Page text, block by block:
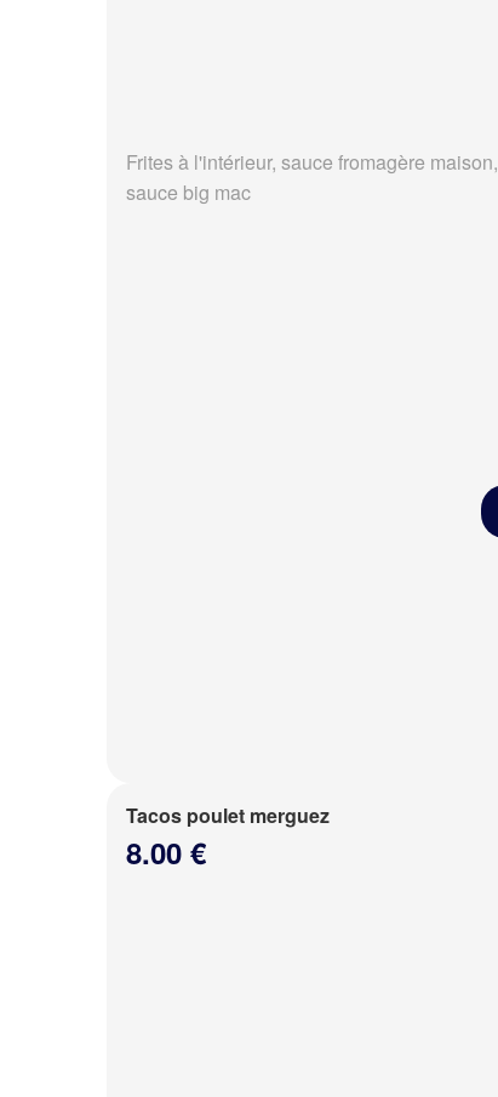
Frites à l'intérieur, sauce fromagère maison,
sauce big mac
Tacos poulet merguez
8.00 €